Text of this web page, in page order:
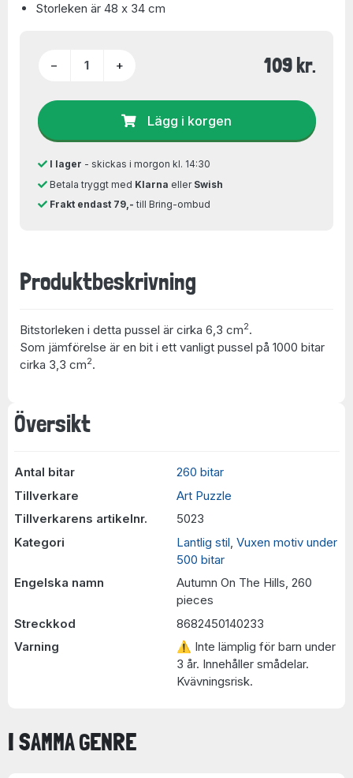
Översikt
Antal bitar
260 bitar
Tillverkare
Art Puzzle
Tillverkarens artikelnr.
5023
Kategori
Lantlig stil Vuxen motiv under
500 bitar
Engelska namn
Autumn On The Hills, 260
pieces
Streckkod
8682450140233
Varning
⚠ Inte lämplig för barn under
3 år. Innehåller smådelar.
Kvävningsrisk.
Storleken är 48 x 34 cm
− + 109 kr.
Lägg i korgen
I lager - skickas i morgon kl. 14:30
Betala tryggt med Klarna eller Swish
Frakt endast 79,- till Bring-ombud
Produktbeskrivning
Bitstorleken i detta pussel är cirka 6,3 cm2.
Som jämförelse är en bit i ett vanligt pussel på 1000 bitar
cirka 3,3 cm2.
I SAMMA GENRE